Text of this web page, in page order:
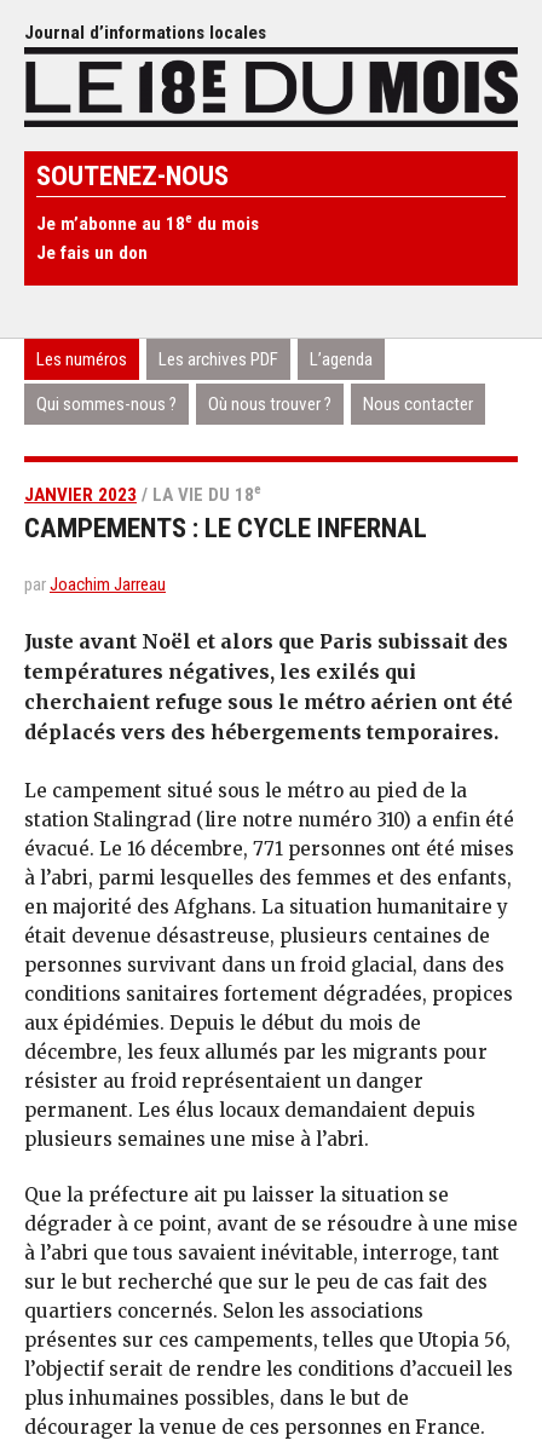
Journal d’informations locales
SOUTENEZ-NOUS
Je m’abonne au 18e du mois
Je fais un don
Les numéros Les archives PDF L’agenda
Qui sommes-nous ? Où nous trouver ? Nous contacter
JANVIER 2023 / LA VIE DU 18e
CAMPEMENTS : LE CYCLE INFERNAL
parJoachim Jarreau
Juste avant Noël et alors que Paris subissait des
températures négatives, les exilés qui
cherchaient refuge sous le métro aérien ont été
déplacés vers des hébergements temporaires.
Le campement situé sous le métro au pied de la
station Stalingrad (lire notre numéro 310) a enfin été
évacué. Le 16 décembre, 771 personnes ont été mises
à l’abri, parmi lesquelles des femmes et des enfants,
en majorité des Afghans. La situation humanitaire y
était devenue désastreuse, plusieurs centaines de
personnes survivant dans un froid glacial, dans des
conditions sanitaires fortement dégradées, propices
aux épidémies. Depuis le début du mois de
décembre, les feux allumés par les migrants pour
résister au froid représentaient un danger
permanent. Les élus locaux demandaient depuis
plusieurs semaines une mise à l’abri.
Que la préfecture ait pu laisser la situation se
dégrader à ce point, avant de se résoudre à une mise
à l’abri que tous savaient inévitable, interroge, tant
sur le but recherché que sur le peu de cas fait des
quartiers concernés. Selon les associations
présentes sur ces campements, telles que Utopia 56,
l’objectif serait de rendre les conditions d’accueil les
plus inhumaines possibles, dans le but de
décourager la venue de ces personnes en France.